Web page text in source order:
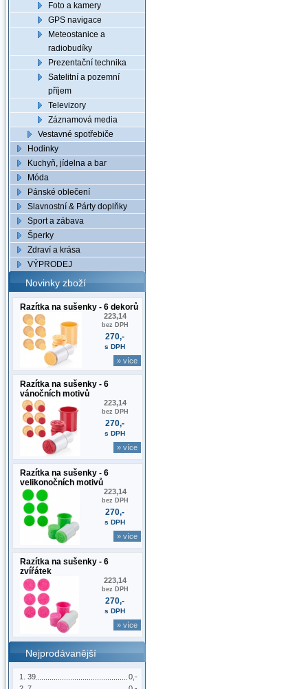
Foto a kamery
GPS navigace
Meteostanice a
radiobudíky
Prezentační technika
Satelitní a pozemní
příjem
Televizory
Záznamová media
Vestavné spotřebiče
Hodinky
Kuchyň, jídelna a bar
Móda
Pánské oblečení
Slavnostní & Párty doplňky
Sport a zábava
Šperky
Zdraví a krása
VÝPRODEJ
Novinky zboží
Razítka na sušenky - 6 dekorů
223,14
bez DPH
270,-
s DPH
» více
Razítka na sušenky - 6
vánočních motivů
223,14
bez DPH
270,-
s DPH
» více
Razítka na sušenky - 6
velikonočních motivů
223,14
bez DPH
270,-
s DPH
» více
Razítka na sušenky - 6
zvířátek
223,14
bez DPH
270,-
s DPH
» více
Nejprodávanější
0,-
39